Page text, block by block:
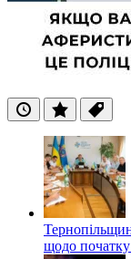
ОстанніПопулярні
Теги
щодо